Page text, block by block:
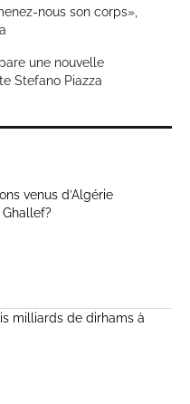
nous son corps»,
une nouvelle
Stefano Piazza
venus d’Algérie
milliards de dirhams à